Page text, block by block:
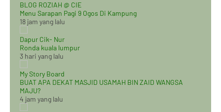
BLOG ROZIAH @ CIE
Menu Sarapan Pagi 9 Ogos Di Kampung
18 jam yang lalu
Dapur Cik- Nur
Ronda kuala lumpur
3 hari yang lalu
My Story Board
BUAT APA DEKAT MASJID USAMAH BIN ZAID WANGSA
MAJU?
4 jam yang lalu